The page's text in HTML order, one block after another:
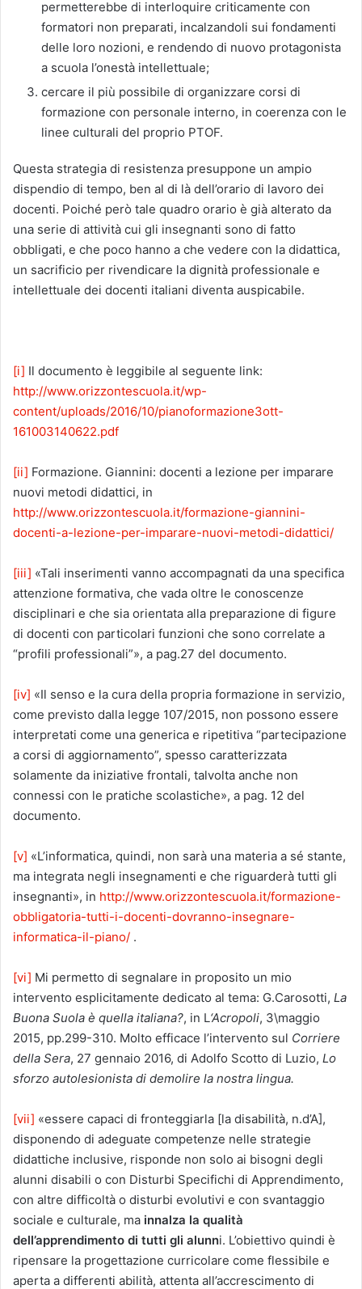
permetterebbe di interloquire criticamente con
formatori non preparati, incalzandoli sui fondamenti
delle loro nozioni, e rendendo di nuovo protagonista
a scuola l’onestà intellettuale;
cercare il più possibile di organizzare corsi di
formazione con personale interno, in coerenza con le
linee culturali del proprio PTOF.
Questa strategia di resistenza presuppone un ampio
dispendio di tempo, ben al di là dell’orario di lavoro dei
docenti. Poiché però tale quadro orario è già alterato da
una serie di attività cui gli insegnanti sono di fatto
obbligati, e che poco hanno a che vedere con la didattica,
un sacrificio per rivendicare la dignità professionale e
intellettuale dei docenti italiani diventa auspicabile.
[i] Il documento è leggibile al seguente link:
http://www.orizzontescuola.it/wp-
content/uploads/2016/10/pianoformazione3ott-
161003140622.pdf
[ii] Formazione. Giannini: docenti a lezione per imparare
nuovi metodi didattici, in
http://www.orizzontescuola.it/formazione-giannini-
docenti-a-lezione-per-imparare-nuovi-metodi-didattici/
[iii] «Tali inserimenti vanno accompagnati da una specifica
attenzione formativa, che vada oltre le conoscenze
disciplinari e che sia orientata alla preparazio­ne di figure
di docenti con particolari funzioni che sono correlate a
“profili professionali”», a pag.27 del documento.
[iv] «Il senso e la cura della propria formazione in servizio,
come previsto dalla legge 107/2015, non possono essere
interpretati come una generica e ripetitiva “partecipazione
a corsi di aggiornamento”, spesso caratterizzata
solamente da iniziative frontali, talvolta anche non
connessi con le pratiche scolastiche», a pag. 12 del
documento.
[v] «L’informatica, quindi, non sarà una materia a sé stante,
ma integrata negli insegnamenti e che riguarderà tutti gli
insegnanti», in http://www.orizzontescuola.it/formazione-
obbligatoria-tutti-i-docenti-dovranno-insegnare-
informatica-il-piano/ .
[vi] Mi permetto di segnalare in proposito un mio
intervento esplicitamente dedicato al tema: G.Carosotti, La
Buona Suola è quella italiana?, in L‘Acropoli, 3\maggio
2015, pp.299-310. Molto efficace l’intervento sul Corriere
della Sera, 27 gennaio 2016, di Adolfo Scotto di Luzio, Lo
sforzo autolesionista di demolire la nostra lingua.
[vii] «essere capaci di fronteggiarla [la disabilità, n.d’A],
disponendo di adeguate competenze nelle strategie
didattiche inclusive, risponde non solo ai bisogni degli
alunni disabili o con Disturbi Specifichi di Appren­dimento,
con altre difficoltà o disturbi evolutivi e con svantaggio
sociale e culturale, ma innalza la qualità
dell’apprendimento di tutti gli alunni. L’obiettivo quindi è
ripensare la progettazione curricolare come flessibile e
aperta a differenti abilità, attenta all’accrescimento di